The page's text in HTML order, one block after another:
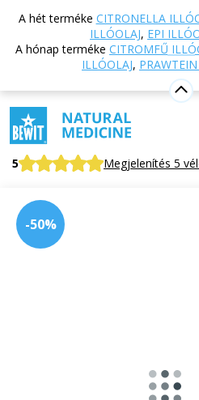
A hét terméke CITRONELLA
ILLÓOLAJ, EPI
A hónap terméke CITROMFŰ
ILLÓOLAJ,
Vissza a főoldalra Webáruház
Esszenciális olajok
Bydia illóolaj
Bydia illóolaj
100% tiszta és természetes
5 Megjelenítés 5
-50%